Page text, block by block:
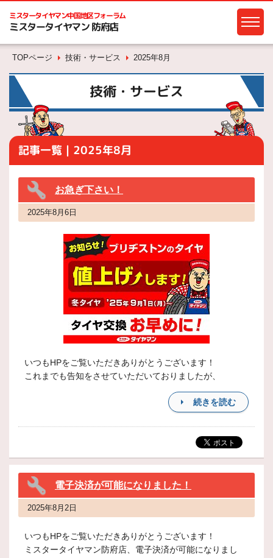
ミスタータイヤマン中国地区フォーラム
ミスタータイヤマン 防府店
TOPページ 技術・サービス 2025年8月
技術・サービス
記事一覧｜2025年8月
お急ぎ下さい！
2025年8月6日
いつもHPをご覧いただきありがとうございます！
これまでも告知をさせていただいておりましたが、
続きを読む
電子決済が可能になりました！
2025年8月2日
いつもHPをご覧いただきありがとうございます！
ミスタータイヤマン防府店、電子決済が可能になりまし